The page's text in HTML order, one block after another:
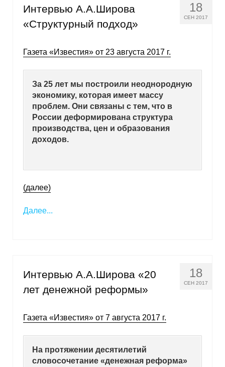
ЦДУ
Отрасли и регионы
Inforum
Материалы
Краткосрочный прогноз
производства
Мониторинга
18
СЕН 2017
Интервью А.А.Широва
«Структурный подход»
Газета «Известия» от 23 августа 2017 г.
За 25 лет мы построили неоднородную
экономику, которая имеет массу
проблем. Они связаны с тем, что в
России деформирована структура
производства, цен и образования
доходов.
(далее)
Далее...
18
СЕН 2017
Интервью А.А.Широва «20
лет денежной реформы»
Газета «Известия» от 7 августа 2017 г.
На протяжении десятилетий
словосочетание «денежная реформа»